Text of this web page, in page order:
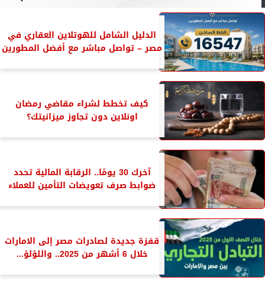
الدليل الشامل للهوتلاين العقاري في
مصر – تواصل مباشر مع أفضل المطورين
كيف تخطط لشراء مقاضي رمضان
اونلاين دون تجاوز ميزانيتك؟
آخرك 30 يومًا.. الرقابة المالية تحدد
ضوابط صرف تعويضات التأمين للعملاء
قفزة جديدة لصادرات مصر إلى الامارات
خلال 6 أشهر من 2025.. واللؤلؤ...